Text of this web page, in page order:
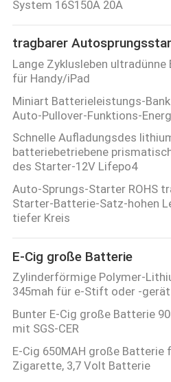
System 16S150A 20A
tragbarer
Lange Zyklusleben ultradünne
für Handy/iPad
Miniart Batterieleistungs-Bank
Auto-Pullover-Funktions-
Schnelle Aufladungsdes
batteriebetriebene
des Starter-12V Lifepo4
Auto-Sprungs-Starter ROHS
Starter-Batterie-Satz-hohen
tiefer Kreis
E-Cig große Batterie
Zylinderförmige Polymer-
345mah für e-Stift oder -gerät
Bunter E-Cig große Batterie
mit SGS-CER
E-Cig 650MAH große Batterie
Zigarette, 3,7 Volt Batterie